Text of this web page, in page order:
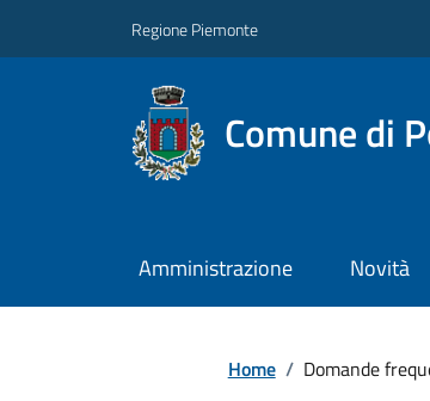
Regione Piemonte
Comune di
Amministrazione Novità
Home / Domande